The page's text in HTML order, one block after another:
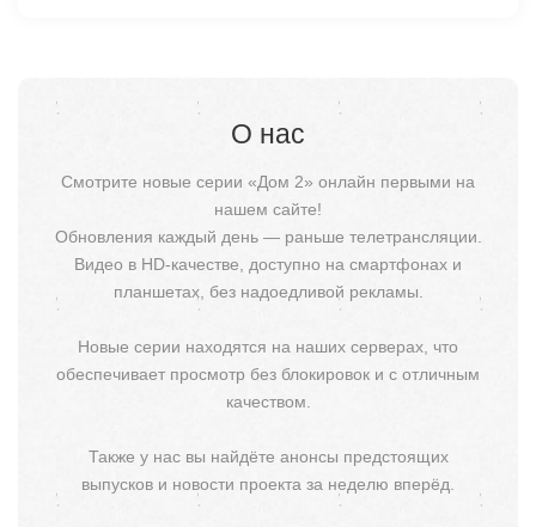
О нас
Смотрите новые серии «Дом 2» онлайн первыми на
нашем сайте!
Обновления каждый день — раньше телетрансляции.
Видео в HD-качестве, доступно на смартфонах и
планшетах, без надоедливой рекламы.
Новые серии находятся на наших серверах, что
обеспечивает просмотр без блокировок и с отличным
качеством.
Также у нас вы найдёте анонсы предстоящих
выпусков и новости проекта за неделю вперёд.